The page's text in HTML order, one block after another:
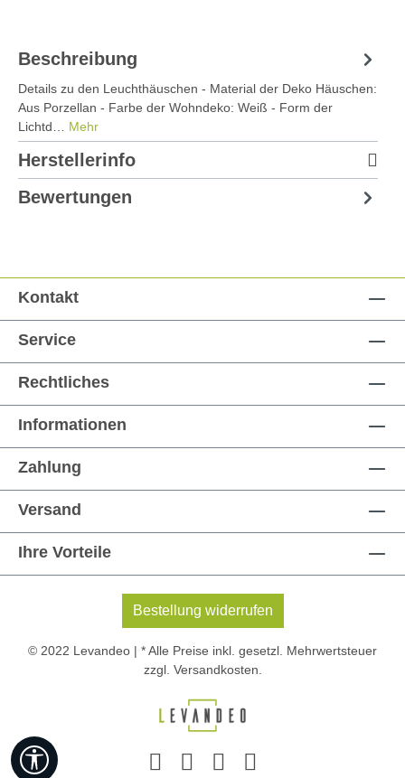
Beschreibung
Details zu den Leuchthäuschen - Material der Deko Häuschen:
Aus Porzellan - Farbe der Wohndeko: Weiß - Form der
Lichtd… Mehr
Herstellerinfo
Bewertungen
Kontakt
Service
Rechtliches
Informationen
Zahlung
Versand
Ihre Vorteile
Bestellung widerrufen
© 2022 Levandeo | * Alle Preise inkl. gesetzl. Mehrwertsteuer
zzgl. Versandkosten
Werkzeugleiste anzeigen